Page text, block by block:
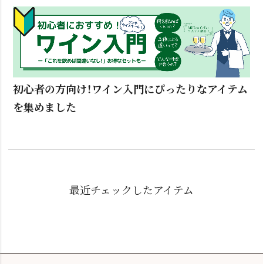
初心者の方向け！ワイン入門にぴったりなアイテム
を集めました
最近チェックしたアイテム